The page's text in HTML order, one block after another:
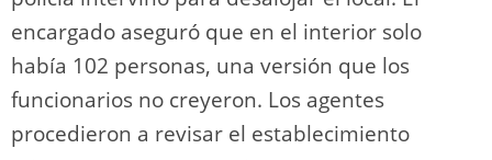
encargado aseguró que en el interior solo
había 102 personas, una versión que los
funcionarios no creyeron. Los agentes
procedieron a revisar el establecimiento